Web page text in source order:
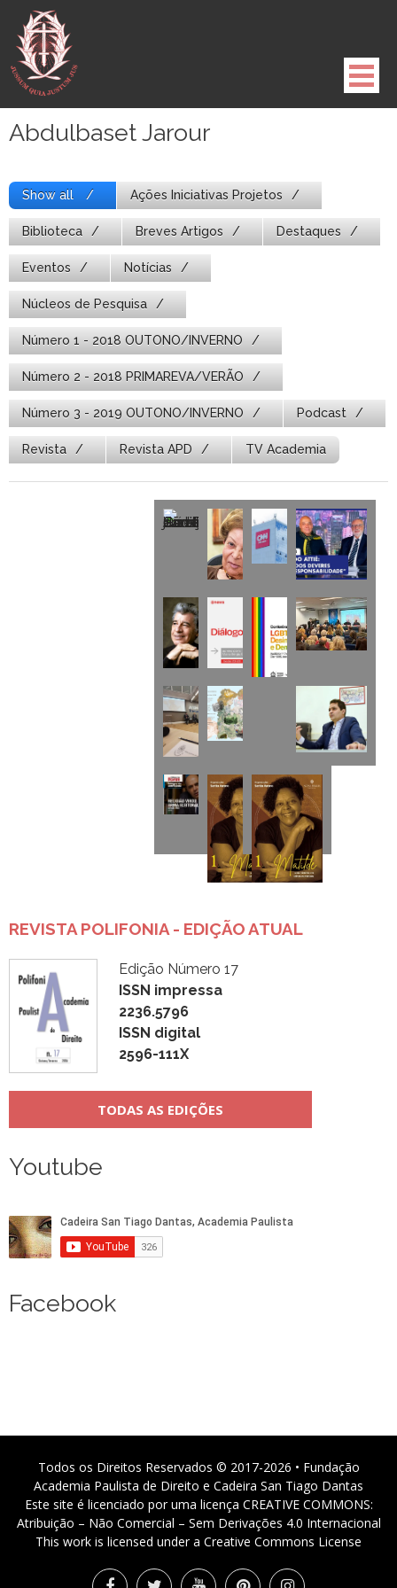
para
conteúdo
Abdulbaset Jarour
Show all Ações Iniciativas Projetos
Biblioteca Breves Artigos Destaques
Eventos Notícias
Núcleos de Pesquisa
Número 1 - 2018 OUTONO/INVERNO
Número 2 - 2018 PRIMAREVA/VERÃO
Número 3 - 2019 OUTONO/INVERNO Podcast
Revista Revista APD TV Academia
REVISTA POLIFONIA - EDIÇÃO ATUAL
Edição Número 17
ISSN impressa
2236.5796
ISSN digital
2596-111X
TODAS AS EDIÇÕES
Youtube
Facebook
Todos os Direitos Reservados © 2017-2026 • Fundação
Academia Paulista de Direito e Cadeira San Tiago Dantas
Este site é licenciado por uma licença CREATIVE COMMONS:
Atribuição – Não Comercial – Sem Derivações 4.0 Internacional
This work is licensed under a Creative Commons License